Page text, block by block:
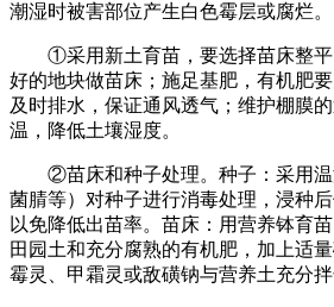
潮湿时被害部位产生白色霉层或腐烂。
①采用新土育苗，要选择苗床整平
好的地块做苗床；施足基肥，有机肥
及时排水，保证通风透气；维护棚膜
温，降低土壤湿度。
②苗床和种子处理。种子：采用温
菌腈等）对种子进行消毒处理，浸种
以免降低出苗率。苗床：用营养钵育
田园土和充分腐熟的有机肥，加上适
霉灵、甲霜灵或敌磺钠与营养土充分拌